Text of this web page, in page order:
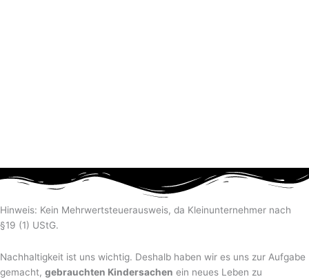
Hinweis: Kein Mehrwertsteuerausweis, da Kleinunternehmer nach
§19 (1) UStG.
Nachhaltigkeit ist uns wichtig. Deshalb haben wir es uns zur Aufgabe
gemacht, gebrauchten Kindersachen ein neues Leben zu